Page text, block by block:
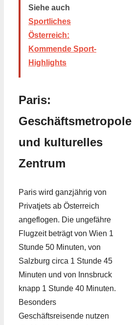
Siehe auch
Sportliches
Österreich:
Kommende Sport-
Highlights
Paris:
Geschäftsmetropole
und kulturelles
Zentrum
Paris wird ganzjährig von
Privatjets ab Österreich
angeflogen. Die ungefähre
Flugzeit beträgt von Wien 1
Stunde 50 Minuten, von
Salzburg circa 1 Stunde 45
Minuten und von Innsbruck
knapp 1 Stunde 40 Minuten.
Besonders
Geschäftsreisende nutzen